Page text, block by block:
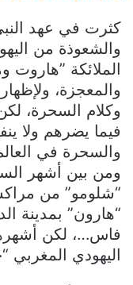
كثرت في عهد
والشعوذة من
الملائكة ”هاروت
والمعجزة،
وكلام السحرة،
فيما يضرهم ولا
والسحرة في
ومن بين أشهر
“شلومو” من
“هارون” بمدينة
فاس…، لكن
اليهودي المغربي